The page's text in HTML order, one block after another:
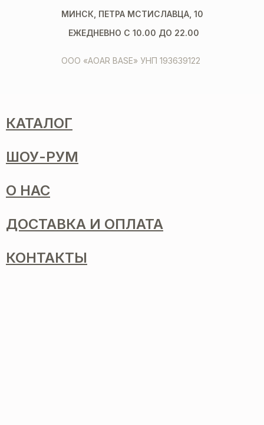
ООО «AOAR BASE» УНП 193639122
МИНСК, ПЕТРА МСТИСЛАВЦА, 10
ЕЖЕДНЕВНО С 10.00 ДО 22.00
КАТАЛОГ
ШОУ-РУМ
О НАС
ДОСТАВКА И ОПЛАТА
КОНТАКТЫ